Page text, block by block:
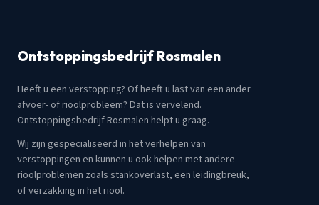
Ontstoppingsbedrijf Rosmalen
Heeft u een verstopping? Of heeft u last van een ander
afvoer- of rioolprobleem? Dat is vervelend.
Ontstoppingsbedrijf Rosmalen helpt u graag.
Wij zijn gespecialiseerd in het verhelpen van
verstoppingen en kunnen u ook helpen met andere
rioolproblemen zoals stankoverlast, een leidingbreuk,
of verzakking in het riool.